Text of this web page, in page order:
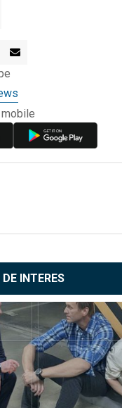
INTERES